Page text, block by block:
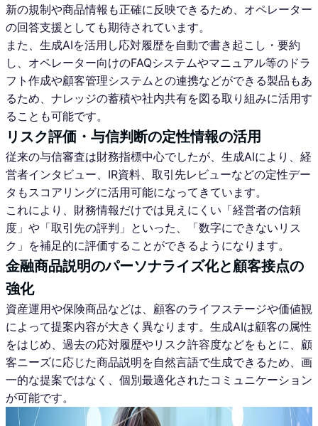
新の規制や商品情報も正確に反映できるため、オペレーター
の回答支援としても期待されています。
また、生成AIを活用し応対履歴を自動で書き起こし・要約
し、オペレーター向けのFAQシステムやマニュアル等のドラ
フト作成や顧客管理システムとの連携などができる製品もあ
るため、ナレッジの蓄積や社内共有を図る取り組みに活用す
ることも可能です。
リスク評価・与信判断の定性情報の活用
従来の与信審査は財務指標中心でしたが、生成AIにより、経
営者インタビュー、IR資料、取引先レビューなどの定性デー
タもスコアリングに活用可能になってきています。
これにより、財務情報だけでは見えにくい「経営者の信頼
度」や「取引先の評判」といった、「数字にできないリス
ク」を補足的に評価することができるようになります。
金融商品説明のパーソナライズ化と顧客接点の
強化
資産運用や保険商品などは、顧客のライフステージや価値観
によって提案内容が大きく異なります。生成AIは顧客の属性
をはじめ、過去の応対履歴やリスク許容度などをもとに、顧
客ニーズに応じた商品説明を自然言語で生成できるため、画
一的な提案ではなく、個別最適化されたコミュニケーション
が可能です。